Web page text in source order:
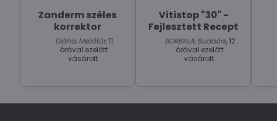
Zanderm széles
korrektor
Diána, Mezőtúr, 11
órával ezelőtt
vásárolt.
Vitistop "30" -
Fejlesztett Recept
BORBALA, Budaörs, 12
órával ezelőtt
vásárolt.